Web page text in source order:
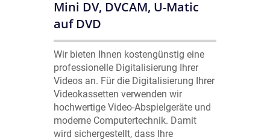
Mini DV, DVCAM, U-Matic
auf DVD
Wir bieten Ihnen kostengünstig eine
professionelle Digitalisierung Ihrer
Videos an. Für die Digitalisierung Ihrer
Videokassetten verwenden wir
hochwertige Video-Abspielgeräte und
moderne Computertechnik. Damit
wird sichergestellt, dass Ihre